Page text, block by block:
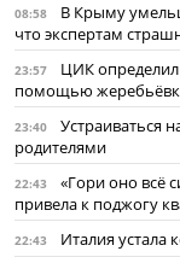
08:58
В Крыму
что экспертам
23:57
ЦИК
помощью
23:40
Устраиваться
родителями
22:43
«Гори оно всё
привела к поджогу
22:43 Италия устала